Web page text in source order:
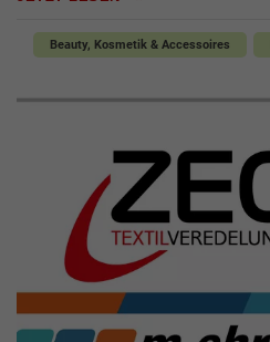
Beauty, Kosmetik & Accessoires